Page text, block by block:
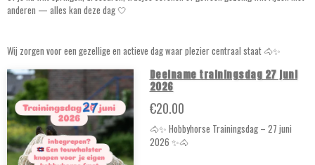
anderen — alles kan deze dag 🤍
Wij zorgen voor een gezellige en actieve dag waar plezier centraal staat 🐴✨
Deelname trainingsdag 27 juni
2026
€20.00
🐴✨ Hobbyhorse Trainingsdag – 27 juni
2026 ✨🐴